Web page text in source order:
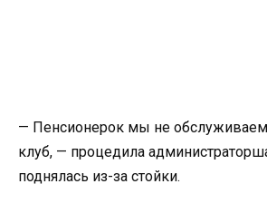
— Пенсионерок мы не
клуб, — процедила
поднялась из-за стойки.